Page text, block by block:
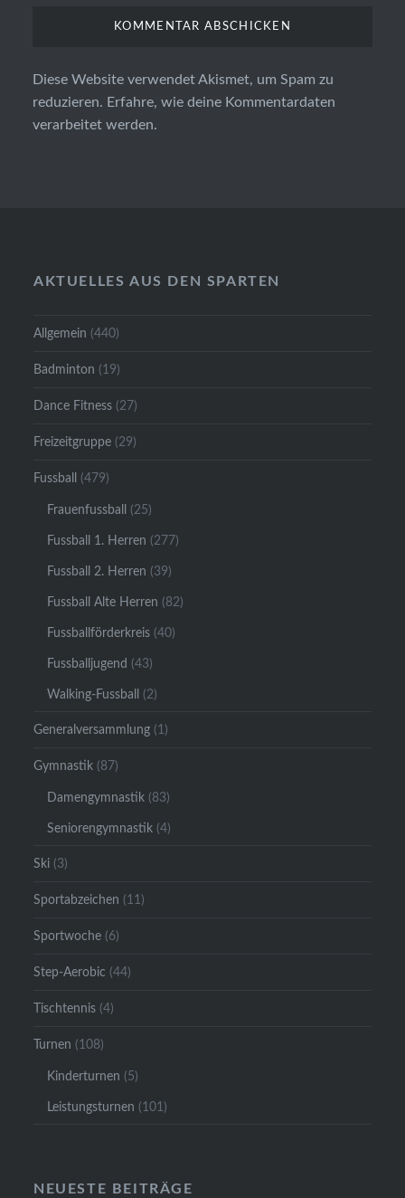
Diese Website verwendet Akismet, um Spam zu
reduzieren. Erfahre, wie deine Kommentardaten
verarbeitet werden.
AKTUELLES AUS DEN SPARTEN
Allgemein (440)
Badminton (19)
Dance Fitness (27)
Freizeitgruppe (29)
Fussball (479)
Frauenfussball (25)
Fussball 1. Herren (277)
Fussball 2. Herren (39)
Fussball Alte Herren (82)
Fussballförderkreis (40)
Fussballjugend (43)
Walking-Fussball (2)
Generalversammlung (1)
Gymnastik (87)
Damengymnastik (83)
Seniorengymnastik (4)
Ski (3)
Sportabzeichen (11)
Sportwoche (6)
Step-Aerobic (44)
Tischtennis (4)
Turnen (108)
Kinderturnen (5)
Leistungsturnen (101)
NEUESTE BEITRÄGE